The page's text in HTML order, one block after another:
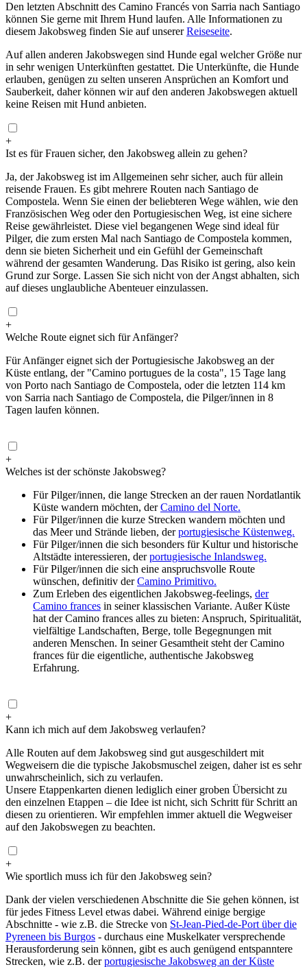
Den letzten Abschnitt des Camino Francés von Sarria nach Santiago
können Sie gerne mit Ihrem Hund laufen. Alle Informationen zu
diesem Jakobsweg finden Sie auf unsererReiseseite.
Auf allen anderen Jakobswegen sind Hunde egal welcher Größe nur
in sehr wenigen Unterkünften gestattet. Die Unterkünfte, die Hunde
erlauben, genügen zu selten unseren Ansprüchen an Komfort und
Sauberkeit, daher können wir auf den anderen Jakobswegen aktuell
keine Reisen mit Hund anbieten.
+
Ist es für Frauen sicher, den Jakobsweg allein zu gehen?
Ja, der Jakobsweg ist im Allgemeinen sehr sicher, auch für allein
reisende Frauen. Es gibt mehrere Routen nach Santiago de
Compostela. Wenn Sie einen der beliebteren Wege wählen, wie den
Französischen Weg oder den Portugiesischen Weg, ist eine sichere
Reise gewährleistet. Diese viel begangenen Wege sind ideal für
Pilger, die zum ersten Mal nach Santiago de Compostela kommen,
denn sie bieten Sicherheit und ein Gefühl der Gemeinschaft
während der gesamten Wanderung. Das Risiko ist gering, also kein
Grund zur Sorge. Lassen Sie sich nicht von der Angst abhalten, sich
auf dieses unglaubliche Abenteuer einzulassen.
+
Welche Route eignet sich für Anfänger?
Für Anfänger eignet sich der Portugiesische Jakobsweg an der
Küste entlang, der "Camino portugues de la costa", 15 Tage lang
von Porto nach Santiago de Compostela, oder die letzten 114 km
von Sarria nach Santiago de Compostela, die Pilger/innen in 8
Tagen laufen können.
+
Welches ist der schönste Jakobsweg?
Für Pilger/innen, die lange Strecken an der rauen Nordatlantik
Küste wandern möchten, derCamino del Norte.
Für Pilger/innen die kurze Strecken wandern möchten und
das Meer und Strände lieben, derportugiesische Küstenweg.
Für Pilger/innen die sich besonders für Kultur und historische
Altstädte interessieren, derportugiesische Inlandsweg.
Für Pilger/innen die sich eine anspruchsvolle Route
wünschen, definitiv derCamino Primitivo.
Zum Erleben des eigentlichen Jakobsweg-feelings, der
Camino frances in seiner klassischen Variante. Außer Küste
hat der Camino frances alles zu bieten: Anspruch, Spiritualität,
vielfältige Landschaften, Berge, tolle Begegnungen mit
anderen Menschen. In seiner Gesamtheit steht der Camino
frances für die eigentliche, authentische Jakobsweg
Erfahrung.
+
Kann ich mich auf dem Jakobsweg verlaufen?
Alle Routen auf dem Jakobsweg sind gut ausgeschildert mit
Wegweisern die die typische Jakobsmuschel zeigen, daher ist es sehr
unwahrscheinlich, sich zu verlaufen.
Unsere Etappenkarten dienen lediglich einer groben Übersicht zu
den einzelnen Etappen – die Idee ist nicht, sich Schritt für Schritt an
diesen zu orientieren. Wir empfehlen immer aktuell die Wegweiser
auf den Jakobswegen zu beachten.
+
Wie sportlich muss ich für den Jakobsweg sein?
Dank der vielen verschiedenen Abschnitte die Sie gehen können, ist
für jedes Fitness Level etwas dabei. Während einige bergige
Abschnitte - wie z.B. die Strecke von St-Jean-Pied-de-Port über die
Pyreneen bis Burgos - durchaus eine Muskelkater versprechende
Herausforderung sein können, gibt es auch genügend entspanntere
Strecken, wie z.B. derportugiesische Jakobsweg an der Küste